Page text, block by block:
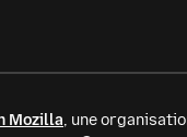
Mozilla, une